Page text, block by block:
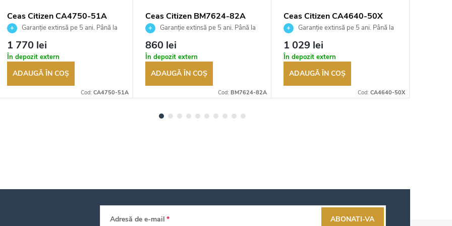
Ceas Citizen CA4750-51A
Garanție extinsă pe 5 ani. Până la
100 de zile pentru returnarea
bunurilor. Vânzător autorizat
1 770 lei
În depozit extern
ADAUGĂ ÎN COŞ
Cod: CA4750-51A
Ceas Citizen BM7624-82A
Garanție extinsă pe 5 ani. Până la
100 de zile pentru returnarea
bunurilor. Vânzător autorizat
860 lei
În depozit extern
ADAUGĂ ÎN COŞ
Cod: BM7624-82A
Ceas Citizen CA4640-50X
Garanție extinsă pe 5 ani. Până la
100 de zile pentru returnarea
bunurilor. Vânzător autorizat
1 029 lei
În depozit extern
ADAUGĂ ÎN COŞ
Cod: CA4640-50X
Adresă de e-mail ABONATI-VA